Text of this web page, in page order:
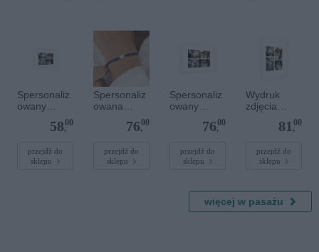
Spersonaliz
owany
plakat - 30 x
58,
00
przejdź do
sklepu
Spersonaliz
owana
bransoletka
sznurkowa -
Srebrne
serce
76,
00
przejdź do
sklepu
Spersonaliz
owany
plakat - 60 x
76,
00
przejdź do
sklepu
Wydruk
zdjęcia
plakatu - 50
x 70 cm81 ,
00
przejdź do
sklepu
więcej w pasażu